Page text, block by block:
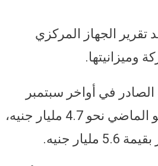
تقرير الجهاز المركزي
وميزانيتها.
في أواخر سبتمبر
الماضي أوضح أن خسائر شركة الحديد والصلب بلغت حتى يونيو الماضي نحو 4.7 مليار جنيه،